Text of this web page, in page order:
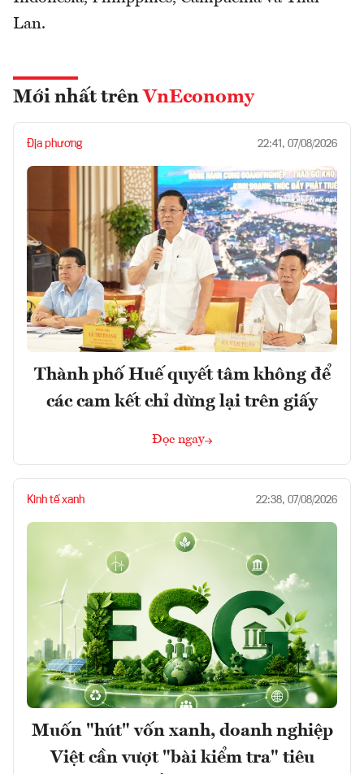
Lan.
Mới nhất trên VnEconomy
Địa phương 22:41, 07/08/2026
Thành phố Huế quyết tâm không để
các cam kết chỉ dừng lại trên giấy
Đọc ngay
Kinh tế xanh 22:38, 07/08/2026
Muốn "hút" vốn xanh, doanh nghiệp
Việt cần vượt "bài kiểm tra" tiêu